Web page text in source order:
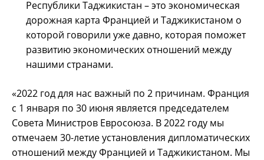
Республики Таджикистан – это экономическая
дорожная карта Францией и Таджикистаном о
которой говорили уже давно, которая поможет
развитию экономических отношений между
нашими странами.
«2022 год для нас важный по 2 причинам. Франция
с 1 января по 30 июня является председателем
Совета Министров Евросоюза. В 2022 году мы
отмечаем 30-летие установления дипломатических
отношений между Францией и Таджикистаном. Мы